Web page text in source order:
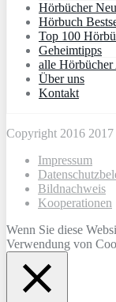
Hörbücher
Hörbuch
Top 100
Geheimtipps
alle
Über uns
Kontakt
Copyright 2016
Impressum
Bildnachweis
Kooperationen
Wenn Sie diese
Verwendung von